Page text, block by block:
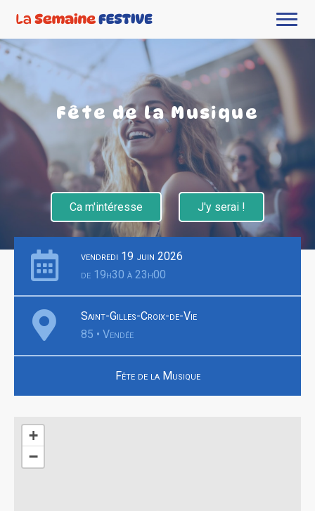
Fête de la Musique
Ca m'intéresse J'y serai !
vendredi 19 juin 2026
de 19h30 à 23h00
Saint-Gilles-Croix-de-Vie
85 • Vendée
Fête de la Musique
+
−